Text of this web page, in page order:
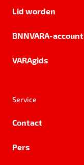
Lid worden
BNNVARA-account
VARAgids
Service
Contact
Pers